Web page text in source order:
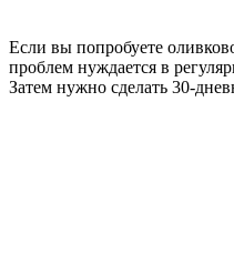
Если вы попробуете
проблем нуждается в
Затем нужно сделать 30-